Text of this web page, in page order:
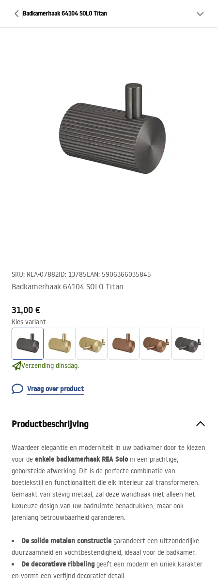
Badkamerhaak 64104 SOLO Titan
SKU: REA-07882ID: 13785EAN: 5906366035845
Badkamerhaak 64104 SOLO Titan
31,00 €
Kies variant
Verzending dinsdag.
Vraag over product
Productbeschrijving
Waardeer elegantie en moderniteit in uw badkamer door te kiezen
voor de enkele badkamerhaak REA Soloin een prachtige,
geborstelde afwerking. Dit is de perfecte combinatie van
boetiekstijl en functionaliteit die elk interieur zal transformeren.
Gemaakt van stevig metaal, zal deze wandhaak niet alleen het
luxueuze design van uw badruimte benadrukken, maar ook
jarenlang betrouwbaarheid garanderen.
De solide metalen constructie garandeert een uitzonderlijke
duurzaamheid en vochtbestendigheid, ideaal voor de badkamer.
De decoratieve ribbelinggeeft een modern en uniek karakter
en vormt een verfijnd decoratief detail.